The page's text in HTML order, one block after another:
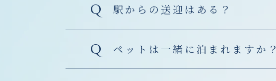
Q 駅からの送迎はある？
Q ペットは一緒に泊まれますか？